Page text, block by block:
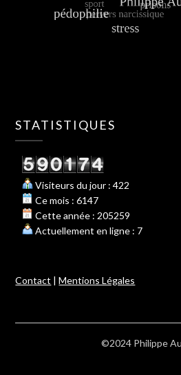
STATISTIQUES
Visiteurs du jour : 422
Ce mois : 6147
Cette année : 205259
Actuellement en ligne : 7
Contact |Mentions Légales
©2024 Philippe